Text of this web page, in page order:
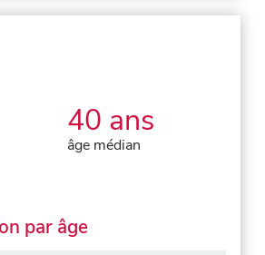
40 ans
âge médian
par âge